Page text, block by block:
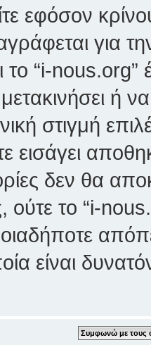
εφόσον
για
το “i-nous.org”
ή
στιγμή
εισάγει
δεν θα
ούτε το “i-
είναι